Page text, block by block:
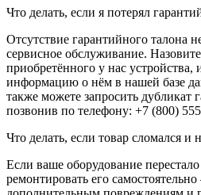
Что делать, если я потерял
Отсутствие гарантийного талона
сервисное обслуживание.
приобретённого у нас
информацию о нём в нашей базе
также можете запросить дубликат
позвонив по телефону: +7 (800)
Что делать, если товар сломался и
Если ваше оборудование
ремонтировать его